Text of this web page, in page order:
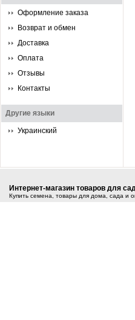
Оформление заказа
Возврат и обмен
Доставка
Оплата
Отзывы
Контакты
Другие языки
Украинский
Интернет-магазин товаров для
Купить семена, товары для дома, сада и